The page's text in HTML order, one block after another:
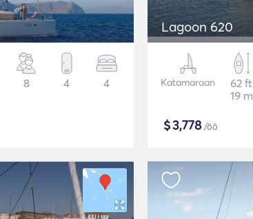
8 4 4
Lagoon 620
Katamaraan
62 ft
19 m
$3,778/öö